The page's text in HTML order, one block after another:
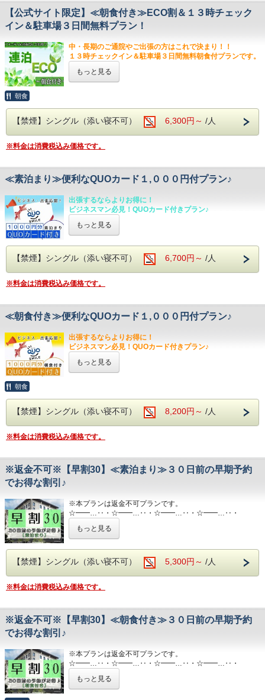
して頂く必要がございます。
※駐車場可能時間は、13時～チェックアウトまでです。
※駐車可能時間以外のご駐車は別途料金が発生致しますので
ご了承ください。
※駐車場は、あくまでも他プラン同様の先着順となります。
※駐車場確約プランではございませんのでご注意下さい。
■当プランのご注意事項■
ん。
・滞在中の非清掃日は、客室・バスルームの清掃及び
ベッドメイク、灰皿の回収、シーツ・ベッドカバー・
枕カバー・ナイトウェア・コップ類の交換、お水、ス
・タオル類（バスタオル、フェイスタオル、バスマッ
ト）は１日１回、ドアノブにかけさせていただきま
す。
・ゴミの回収をご希望の方は、廊下にゴミ袋を閉じて
お出しくださいませ。
・連泊中のお客様都合による減泊によるご返金は致しかねま
すのでご了承くださいませ。
・尚、衛生管理上未清掃期間は３日間とし、４泊目以
降２日おきに通常清掃をさせていただきます。
・通常清掃が必要な場合は別途1,100円（税込）頂戴致しま
■設備・サービス■
・9F コインランドリー（有料）
・駐車場（先着順・税込１,１００円/泊）
トまでとなります。
チェックアウト後のご駐車は別途料金が発生致しますので
ご了承下さい。
■添い寝についての注意事項■
未就学児のお子様は無料でご案内できる場合がございます。
必ず定員をご確認くださいませ。
定員を超えてのご予約の場合は部屋を追加いただくか、部屋
タイプを変更いただいております。
・シングル：不可
・セミダブル：大人1名利用時のみ1名可能
・スーペリアツイン：大人2名利用時のみ可能（最大2名）
・和洋室：大人3名以上での利用時のみ、大人1名様につき1
名可能（最大4名）
公式・LINEからご予約のお客様限定で、LINEのショップカ
ードの
ポイントをためることが出来ます（1ポイント/１泊）。
ポイントの付与をご希望のお客様は、
※ポイントの付与には、当ホテルの公式LINEをお友達登録
して頂く必要がございます。
【公式サイト限定】≪朝食付き≫ECO割＆１３時チェック
イン＆駐車場３日間無料プラン！
中・長期のご通院やご出張の方はこれで決まり！！
１３時チェックイン＆駐車場３日間無料朝食付プランです。
■特典■
その日から最大３日分は無料になります。
税込１，１００円/泊）
※駐車可能時間は13時からチェックアウトまでです。
※駐車場は、あくまでも他プラン同様先着順となります。
■当プランのご注意事項■
・このプランは２泊以上の連泊を対象としたプランで
す。連泊プランですので１泊ではご利用いただけませ
ベッドメイク、灰皿の回収、シーツ・ベッドカバー・
枕カバー・ナイトウェア・コップ類の交換をいたしま
せん。
ん。
・タオル類（バスタオル、フェイスタオル、バスマッ
ト）は１日１回、ドアノブにかけさせていただきま
す。
・ゴミの回収をご希望の方は、廊下にゴミ袋を閉じて
・連泊中のお客様都合による減泊によるご返金は致しかねま
・通常清掃が必要な場合は別途1,100円（税込）頂戴致しま
す。
■設備・サービス■
・駐車場（先着順・税込１,１００円/泊）
ご利用可能時間はチェックイン（１3時）～チェックアウ
ご了承下さい。
■添い寝についての注意事項■
未就学児のお子様は無料でご案内できる場合がございます。
その際アメニティはつきません。
システム上、定員を超えて検索できることがございます。
必ず定員をご確認くださいませ。
定員を超えてのご予約の場合は部屋を追加いただくか、部屋
タイプを変更いただいております。
・シングル：不可
・セミダブル：大人1名利用時のみ1名可能
・和洋室：大人3名以上での利用時のみ、大人1名様につき1
名可能（最大4名）
公式・LINEからご予約のお客様限定で、LINEのショップカ
ードの
ポイントをためることが出来ます（1ポイント/１泊）。
ポイントの付与をご希望のお客様は、
チェックイン時にフロントスタッフにお声かけ下さいませ。
もっと見る
朝食
【禁煙】シングル（添い寝不可） 6,300円～ /人
※料金は消費税込み価格です。
≪素泊まり≫便利なQUOカード１,０００円付プラン♪
出張するならよりお得に！
ビジネスマン必見！QUOカード付きプラン♪
■注意事項■
●領収書には、「ご宿泊代」にて表記（プラン名は一切表記
されません）
●1泊1室につき１枚のお渡しです。
しかねます。
お戻し頂く事になります。
●こちらのプランはお電話でのご予約は出来かねます。
■設備・サービス■
・チェックイン前、チェックアウト後のお荷物預かりOK
・9F コインランドリー（有料）
・駐車場（先着順・税込１,１００円/泊）
ご利用可能時間はチェックイン（１５時）～チェックアウ
■添い寝についての注意事項■
未就学児のお子様は無料でご案内できる場合がございます。
その際アメニティはつきません。
システム上、定員を超えて検索できることがございます。
必ず定員をご確認くださいませ。
タイプを変更いただいております。
・シングル：不可
・セミダブル：大人1名利用時のみ1名可能
・和洋室：大人3名以上での利用時のみ、大人1名様につき1
名可能（最大4名）
■LINEのショップカードのポイント付与特典について■
公式・LINEからご予約のお客様限定で、LINEのショップカ
ードの
ポイントをためることが出来ます（1ポイント/１泊）。
ポイントの付与をご希望のお客様は、
チェックイン時にフロントスタッフにお声かけ下さいませ。
※ポイントの付与には、当ホテルの公式LINEをお友達登録
もっと見る
【禁煙】シングル（添い寝不可） 6,700円～ /人
※料金は消費税込み価格です。
≪朝食付き≫便利なQUOカード１,０００円付プラン♪
出張するならよりお得に！
ビジネスマン必見！QUOカード付きプラン♪
■注意事項■
●クオカードの現金引換え、返金、紛失した際の再発行は致
●チェックイン後の減泊の際は、泊数分のクオカードを
お戻し頂く事になります。
■設備・サービス■
・駐車場（先着順・税込１,１００円/泊）
ご利用可能時間はチェックイン（１５時）～チェックアウト
までとなります。
■添い寝についての注意事項■
その際アメニティはつきません。
システム上、定員を超えて検索できることがございます。
必ず定員をご確認くださいませ。
定員を超えてのご予約の場合は部屋を追加いただくか、部屋
タイプを変更いただいております。
・ツイン：不可
名可能（最大4名）
■LINEのショップカードのポイント付与特典について■
公式・LINEからご予約のお客様限定で、LINEのショップカ
ードの
もっと見る
朝食
【禁煙】シングル（添い寝不可） 8,200円～ /人
※料金は消費税込み価格です。
※返金不可※【早割30】≪素泊まり≫３０日前の早期予約
でお得な割引♪
※本プランは返金不可プランです。
☆━━…‥・☆━━…‥・☆━━…‥・☆━━…‥・
ご宿泊日の３０日前までご予約を頂いたお客様限定☆
素泊まり宿泊よりもお得な料金となっております！
早めの予約でお得に宿泊してください♪
・チェックイン前、チェックアウト後のお荷物預かりＯＫ
・9F製氷機有
・4・6・8Fエレベーター前電子レンジ有
・駐車場（先着順・有料）
■添い寝についての注意事項■
未就学児のお子様は無料でご案内できる場合がございます。
その際アメニティはつきません。
もっと見る
【禁煙】シングル（添い寝不可） 5,300円～ /人
※料金は消費税込み価格です。
※返金不可※【早割30】≪朝食付き≫３０日前の早期予約
でお得な割引♪
※本プランは返金不可プランです。
☆━━…‥・☆━━…‥・☆━━…‥・☆━━…‥・
ご宿泊日の３０日前までご予約を頂いたお客様限定☆
もっと見る